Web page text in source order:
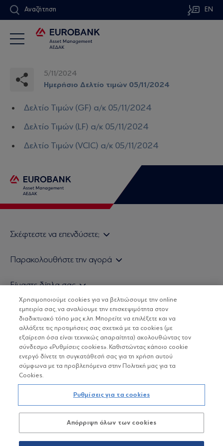
Αναζήτηση EN
5/11/2024
Ημερήσιο Δελτίο τιμών 05/11/2024
Δελτίο Τιμών (GF) α/κ 05/11/2024
Δελτίο Τιμών (LF) α/κ 05/11/2024
Δελτίο Τιμών (VCIC) α/κ 05/11/2024
Σκέφτεστε να επενδύσετε;
Τιμολογιακή Πολιτική
Δείτε τις πολιτικές μας
Βασικές Γνώσεις
Παρακολουθήστε την αγορά
Τα νέα μας
Χρήσιμοι σύνδεσμοι
Είμαστε δίπλα σας
H Eurobank Asset Management ΑΕΔΑΚ
Επενδυτική φιλοσοφία ESG
Πιστοποιημένα στελέχη και συνεργάτες
Αποστολή Βιογραφικών
ΟΙ ΟΣΕΚΑ ΔΕΝ ΕΧΟΥΝ ΕΓΓΥΗΜΕΝΗ ΑΠΟΔΟΣΗ ΚΑΙ ΟΙ
ΠΡΟΗΓΟΥΜΕΝΕΣ ΑΠΟΔΟΣΕΙΣ ΔΕΝ ΔΙΑΣΦΑΛΙΖΟΥΝ ΤΙΣ
ΜΕΛΛΟΝΤΙΚΕΣ
Copyright © Eurobank ΑΕΔΑΚ
Προστασία Προσωπικών Δεδομένων
Όροι χρήσης
Χρησιμοποιούμε cookies για να βελτιώσουμε την online
εμπειρία σας, να αναλύουμε την επισκεψιμότητα στον
διαδικτυακό τόπο μας κ.λπ. Μπορείτε να επιλέξετε και να
αλλάξετε τις προτιμήσεις σας σχετικά με τα cookies (με
εξαίρεση όσα είναι τεχνικώς απαραίτητα) ακολουθώντας τον
σύνδεσμο «Ρυθμίσεις cookies». Καθιστώντας κάποιο cookie
ενεργό δίνετε τη συγκατάθεσή σας για τη χρήση αυτού
σύμφωνα με τα προβλεπόμενα στην Πολιτική μας για τα
Cookies.
Ρυθμίσεις για τα cookies
Απόρριψη όλων των cookies